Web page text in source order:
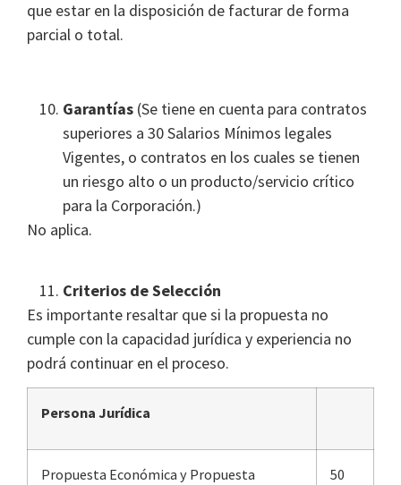
que estar en la disposición de facturar de forma
parcial o total.
Garantías (Se tiene en cuenta para contratos
superiores a 30 Salarios Mínimos legales
Vigentes, o contratos en los cuales se tienen
un riesgo alto o un producto/servicio crítico
para la Corporación.)
No aplica.
Criterios de Selección
Es importante resaltar que si la propuesta no
cumple con la capacidad jurídica y experiencia no
podrá continuar en el proceso.
Persona Jurídica
Propuesta Económica y Propuesta
50